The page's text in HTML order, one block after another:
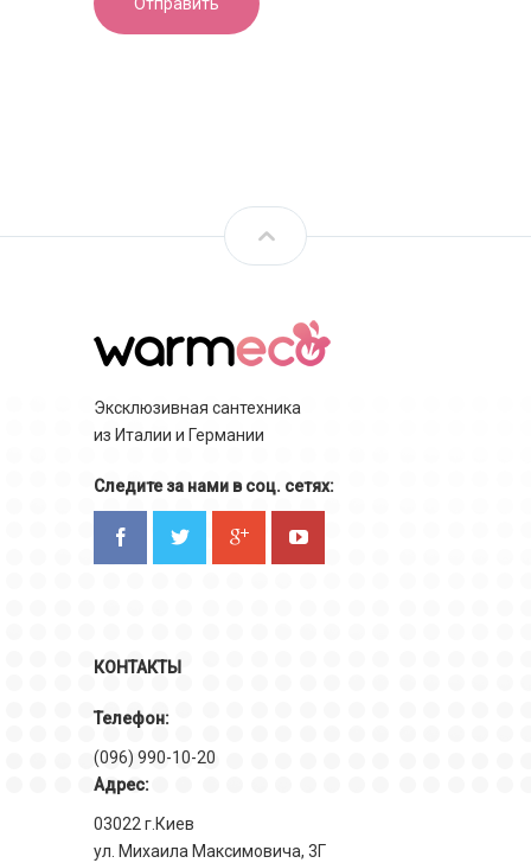
Эксклюзивная сантехника
из Италии и Германии
Следите за нами в соц. сетях:
КОНТАКТЫ
Телефон:
(096) 990-10-20
Адрес:
03022 г.Киев
ул. Михаила Максимовича, 3Г